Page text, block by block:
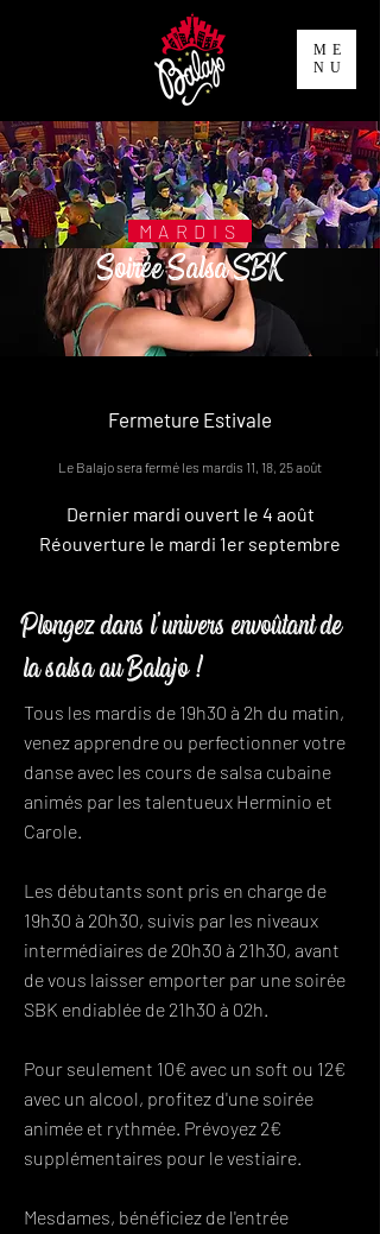
ME
NU
MARDIS
Soirée Salsa SBK
Fermeture Estivale
Le Balajo sera fermé les mardis 11, 18, 25 août
Dernier mardi ouvert le 4 août
Réouverture le mardi 1er septembre
Plongez dans l'univers envoûtant de
la salsa au Balajo !
Tous les mardis de 19h30 à 2h du matin,
venez apprendre ou perfectionner votre
danse avec les cours de salsa cubaine
animés par les talentueux Herminio et
Carole.
Les débutants sont pris en charge de
19h30 à 20h30, suivis par les niveaux
intermédiaires de 20h30 à 21h30, avant
de vous laisser emporter par une soirée
SBK endiablée de 21h30 à 02h.
Pour seulement 10€ avec un soft ou 12€
avec un alcool, profitez d'une soirée
animée et rythmée. Prévoyez 2€
supplémentaires pour le vestiaire.
Mesdames, bénéficiez de l'entrée